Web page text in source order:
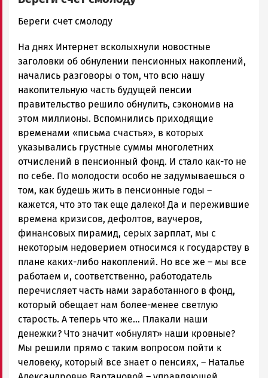
admintimur
Петрозаводска
и
Карелии
|
Петрозаводск
ГОВОРИТ
Береги счет смолоду
На днях Интернет всколыхнули новостные
заголовки об обнулении пенсионных накоплений,
начались разговоры о том, что всю нашу
накопительную часть будущей пенсии
правительство решило обнулить, сэкономив на
этом миллионы. Вспомнились приходящие
временами «письма счастья», в которых
указывались грустные суммы многолетних
отчислений в пенсионный фонд. И стало как-то не
по себе. По молодости особо не задумываешься о
том, как будешь жить в пенсионные годы –
кажется, что это так еще далеко! Да и пережившие
времена кризисов, дефолтов, ваучеров,
финансовых пирамид, серых зарплат, мы с
некоторым недоверием относимся к государству в
плане каких-либо накоплений. Но все же – мы все
работаем и, соответственно, работодатель
перечисляет часть нами заработанного в фонд,
который обещает нам более-менее светлую
старость. А теперь что же… Плакали наши
денежки? Что значит «обнулят» наши кровные?
Мы решили прямо с таким вопросом пойти к
человеку, который все знает о пенсиях, – Наталье